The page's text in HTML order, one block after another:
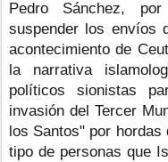
Pedro Sánchez,
suspender los envíos
acontecimiento de
la narrativa
políticos sionistas
invasión del Tercer
los Santos" por
tipo de personas que